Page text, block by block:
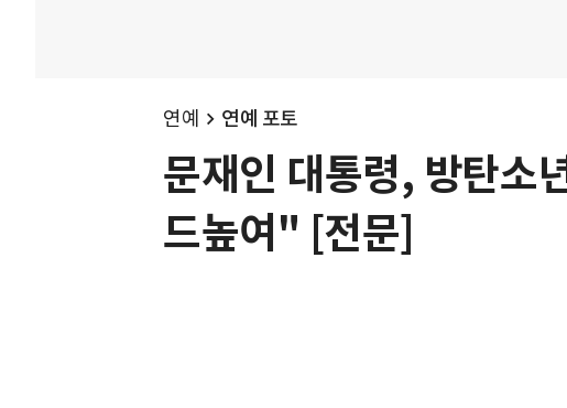
연예 연예 포토
문재인 대통령, 방탄소
드높여" [전문]